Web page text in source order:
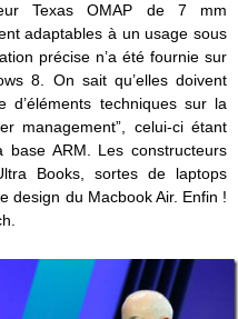
Texas OMAP de 7 mm
adaptables à un usage sous
précise n’a été fournie sur
8. On sait qu’elles doivent
techniques sur la
management”, celui-ci étant
base ARM. Les constructeurs
Books, sortes de laptops
design du Macbook Air. Enfin !